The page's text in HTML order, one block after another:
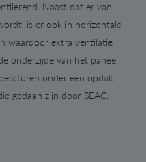
Naast dat er van
is er ook in horizontale
waardoor extra ventilatie
onderzijde van het paneel
onder een opdak
gedaan zijn door SEAC,